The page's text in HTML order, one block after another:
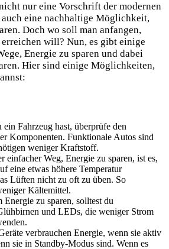
nur eine Vorschrift der modernen
eine nachhaltige Möglichkeit,
Doch wo soll man anfangen,
will? Nun, es gibt einige
Energie zu sparen und dabei
Hier sind einige Möglichkeiten,
ein Fahrzeug hast, überprüfe den
Komponenten. Funktionale Autos sind
weniger Kraftstoff.
einfacher Weg, Energie zu sparen, ist es,
eine etwas höhere Temperatur
Lüften nicht zu oft zu üben. So
Kältemittel.
Energie zu sparen, solltest du
und LEDs, die weniger Strom
verbrauchen Energie, wenn sie aktiv
sie in Standby-Modus sind. Wenn es